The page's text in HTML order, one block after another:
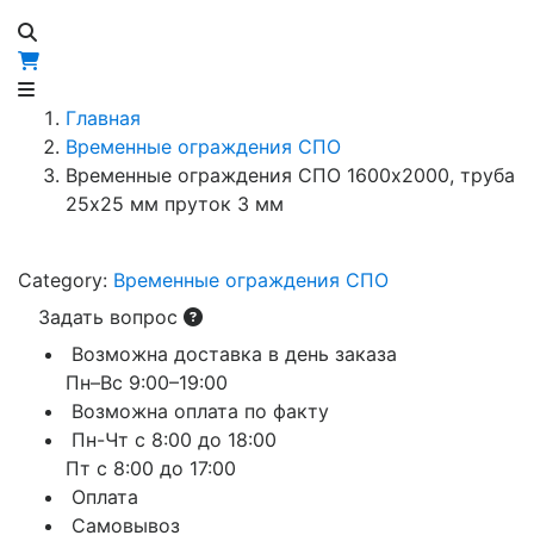
Главная
Временные ограждения СПО
Временные ограждения СПО 1600х2000, труба
25х25 мм пруток 3 мм
Category: Временные ограждения СПО
Задать вопрос
Возможна доставка в день заказа
Пн–Вс 9:00–19:00
Возможна оплата по факту
Пн-Чт с 8:00 до 18:00
Пт с 8:00 до 17:00
Оплата
Самовывоз